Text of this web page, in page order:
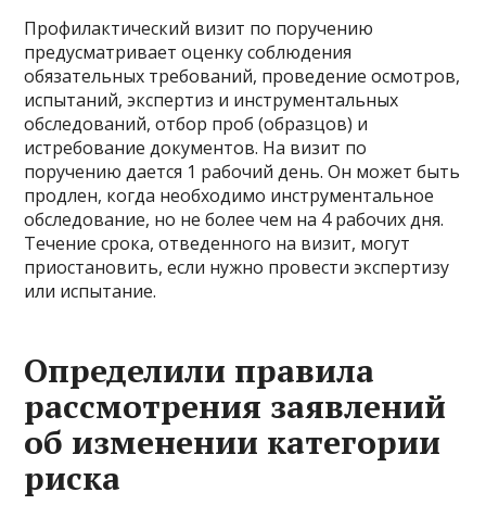
Профилактический визит по поручению
предусматривает оценку соблюдения
обязательных требований, проведение осмотров,
испытаний, экспертиз и инструментальных
обследований, отбор проб (образцов) и
истребование документов. На визит по
поручению дается 1 рабочий день. Он может быть
продлен, когда необходимо инструментальное
обследование, но не более чем на 4 рабочих дня.
Течение срока, отведенного на визит, могут
приостановить, если нужно провести экспертизу
или испытание.
Определили правила
рассмотрения заявлений
об изменении категории
риска